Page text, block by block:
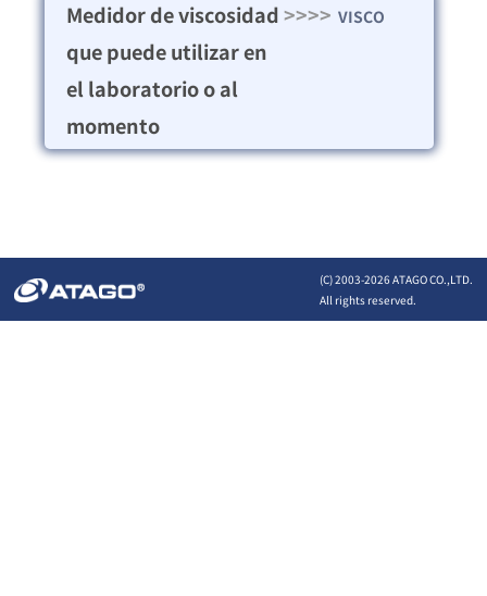
Medidor de viscosidad
que puede utilizar en
el laboratorio o al
momento
>>>> VISCO
(C) 2003-2026 ATAGO CO.,LTD.
All rights reserved.